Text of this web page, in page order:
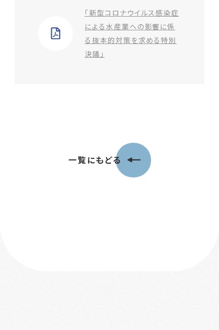
「新型コロナウイルス感染症
による水産業への影響に係
る抜本的対策を求める特別
決議」
一覧にもどる